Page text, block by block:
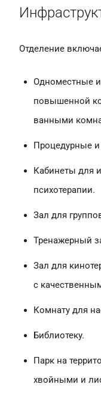
Отделение
Одноместные
повышенной
ванными
Процедурные
Кабинеты для
психотерапии.
Зал для
Тренажерный
Зал для
с
Комнату для
Библиотеку.
Парк на
хвойными и